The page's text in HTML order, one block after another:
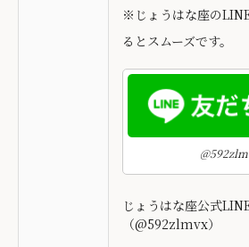
※じょうはな座の
るとスムーズです。
じょうはな座公式
（@592zlmvx）